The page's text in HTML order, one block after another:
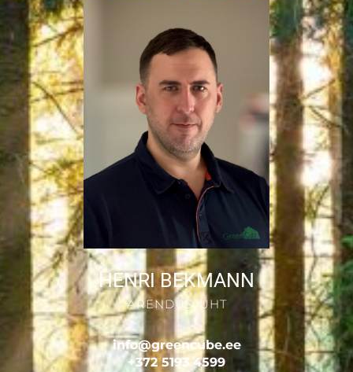
HENRI BEKMANN
ARENDUSJUHT
info@greencube.ee
+372 5193 4599